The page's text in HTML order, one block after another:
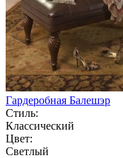
Гардеробная Балешэр
Стиль:
Классический
Цвет:
Светлый